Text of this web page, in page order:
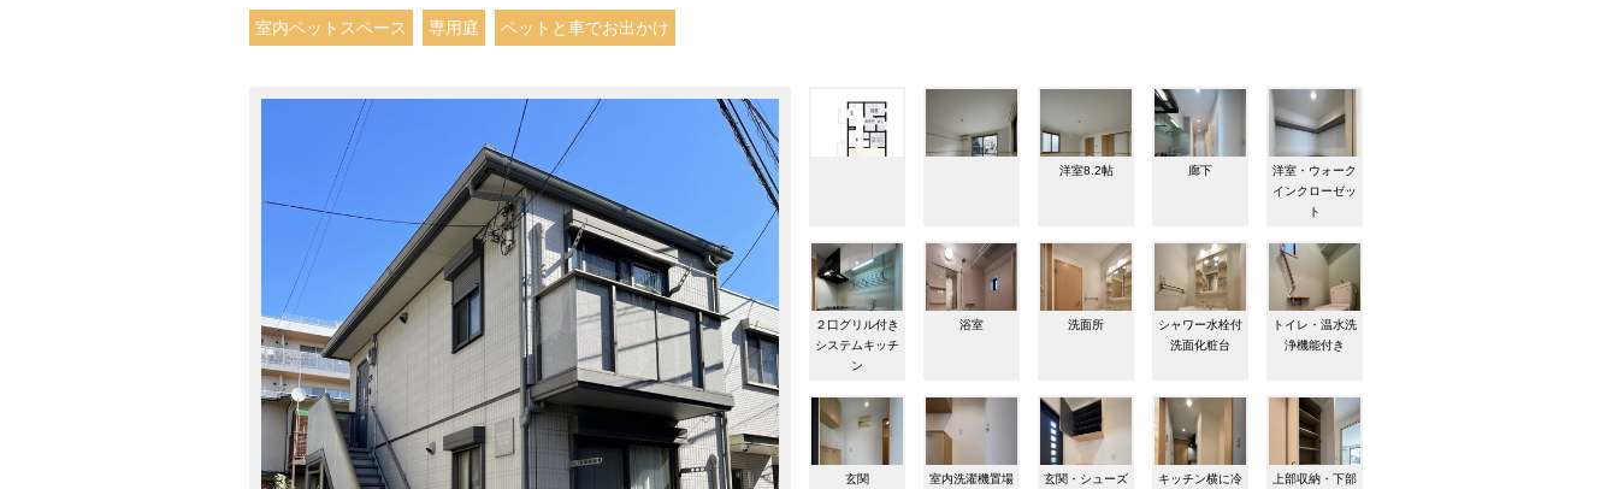
室内ペットスペース 専用庭 ペットと車でお出かけ
洋室8.2帖 廊下
洋室・ウォーク
インクローゼッ
ト
２口グリル付き
システムキッチ
ン
浴室 洗面所
シャワー水栓付
洗面化粧台
トイレ・温水洗
浄機能付き
玄関 室内洗濯機置場 玄関・シューズ キッチン横に冷 上部収納・下部